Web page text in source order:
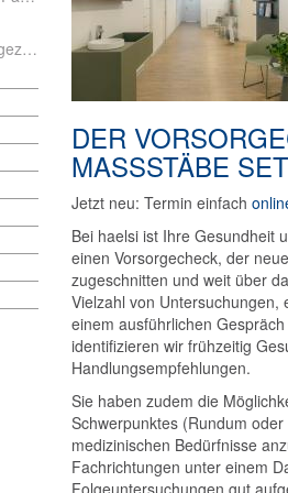
Gesundheits- und Vorsorgezentrum der KFA
DER
MASSSTÄBE
Jetzt neu: Termin einfach
Bei haelsi ist Ihre Gesundheit
einen Vorsorgecheck, der
zugeschnitten und weit über
Vielzahl von
einem ausführlichen
identifizieren wir frühzeitig
Handlungsempfehlungen.
Sie haben zudem die
Schwerpunktes (Rundum
medizinischen Bedürfnisse
Fachrichtungen unter einem
Folgeuntersuchungen gut